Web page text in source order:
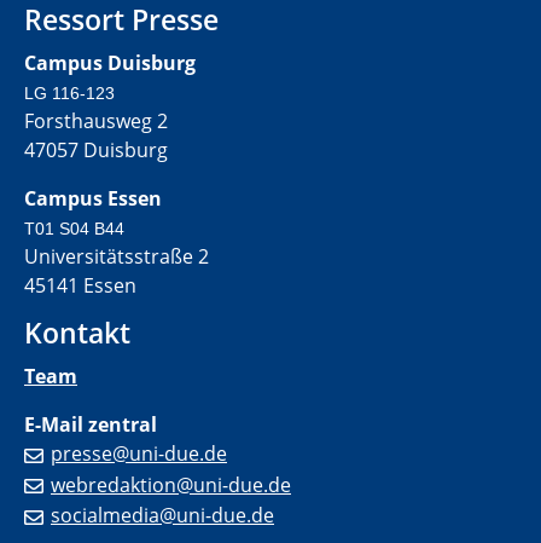
Ressort Presse
Campus Duisburg
LG 116-123
Forsthausweg 2
47057 Duisburg
Campus Essen
T01 S04 B44
Universitätsstraße 2
45141 Essen
Kontakt
Team
E-Mail zentral
presse@uni-due.de
webredaktion@uni-due.de
socialmedia@uni-due.de